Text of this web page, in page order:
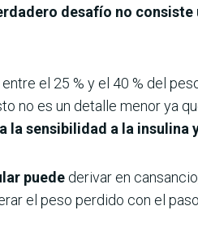
desafío no consiste
el 25 % y el 40 % del
no es un detalle menor ya
la sensibilidad a la
puede derivar en
el peso perdido con el